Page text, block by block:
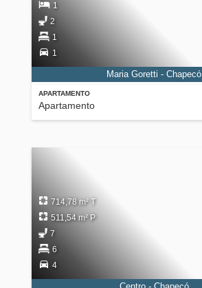
APARTAMENTO
Apartamento
1
2
1
1
Maria Goretti - Chapecó
714,78 m² T
511,54 m² P
7
6
4